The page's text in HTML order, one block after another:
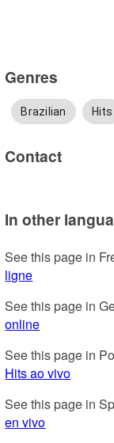
Genres
Brazilian Hits
Contact
In other
See this page in
ligne
See this page in
online
See this page in
Hits ao vivo
See this page in
en vivo